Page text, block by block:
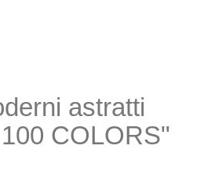
astratti
COLORS"